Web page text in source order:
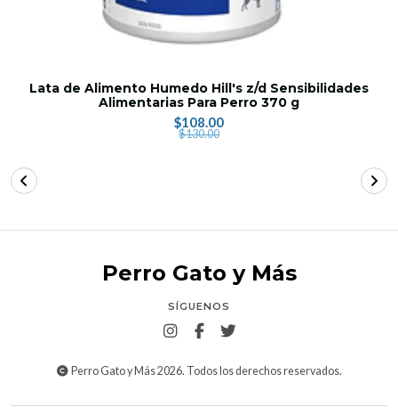
Lata de Alimento Humedo Hill's z/d Sensibilidades
Alimentarias Para Perro 370 g
$108.00
$130.00
Perro Gato y Más
SÍGUENOS
Perro Gato y Más 2026. Todos los derechos reservados.